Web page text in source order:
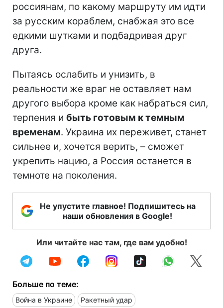
россиянам, по какому маршруту им идти
за русским кораблем, снабжая это все
едкими шутками и подбадривая друг
друга.
Пытаясь ослабить и унизить, в
реальности же враг не оставляет нам
другого выбора кроме как набраться сил,
терпения и быть готовым к темным
временам. Украина их переживет, станет
сильнее и, хочется верить, – сможет
укрепить нацию, а Россия останется в
темноте на поколения.
Не упустите главное! Подпишитесь на
наши обновления в Google!
Или читайте нас там, где вам удобно!
Больше по теме:
Война в Украине Ракетный удар